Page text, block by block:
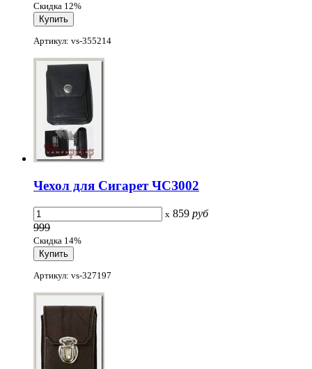
Скидка 12%
Артикул: vs-355214
Чехол для Сигарет ЧСЗ002
x 859 руб
999
Скидка 14%
Артикул: vs-327197